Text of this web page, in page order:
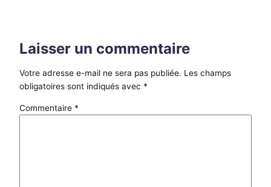
Laisser un commentaire
Votre adresse e-mail ne sera pas publiée. Les champs
obligatoires sont indiqués avec *
Commentaire *